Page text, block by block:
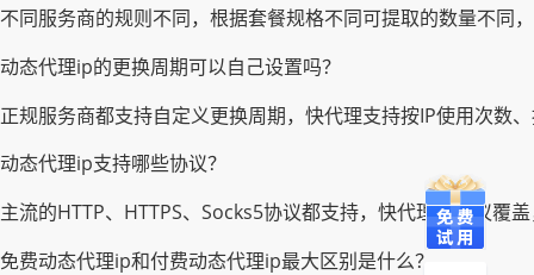
不同服务商的规则不同，根据套餐规格不同可提取的数量不同
动态代理ip的更换周期可以自己设置吗？
正规服务商都支持自定义更换周期，快代理支持按IP使用次数
动态代理ip支持哪些协议？
主流的HTTP、HTTPS、Socks5协议都支持，快代理全协议覆
免费动态代理ip和付费动态代理ip最大区别是什么？